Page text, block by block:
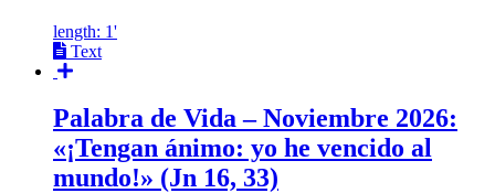
length: 1'
Text
Palabra de Vida – Noviembre 2026:
«¡Tengan ánimo: yo he vencido al
mundo!» (Jn 16, 33)